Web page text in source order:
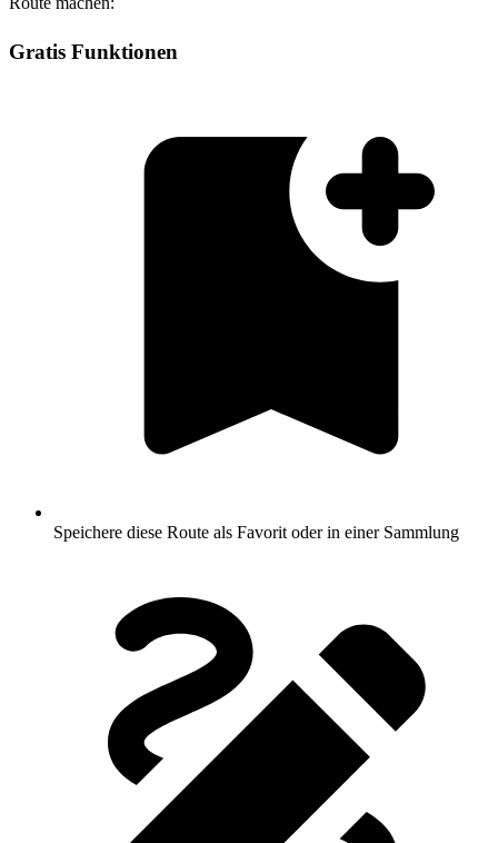
Gratis Funktionen
Speichere diese Route als Favorit oder in einer Sammlung